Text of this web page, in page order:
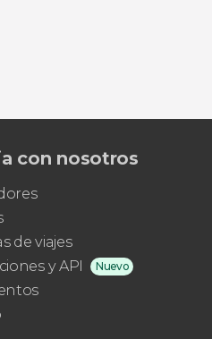
con nosotros
de viajes
y API
Nuevo